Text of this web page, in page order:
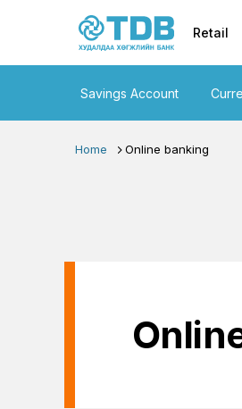
Retail
Savings Account
Home Online banking